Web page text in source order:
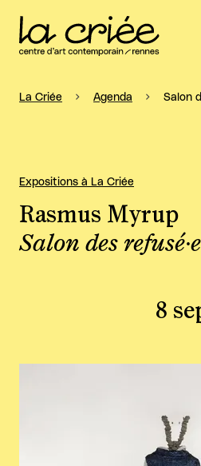
La Criée Agenda Salon
Salon des
Rasmus Myrup
8
Expositions à La Criée